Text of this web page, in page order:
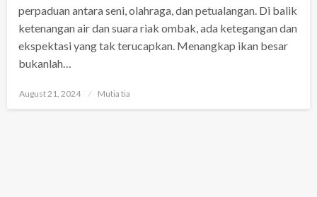
perpaduan antara seni, olahraga, dan petualangan. Di balik
ketenangan air dan suara riak ombak, ada ketegangan dan
ekspektasi yang tak terucapkan. Menangkap ikan besar
bukanlah…
Posted
August 21, 2024 Mutia tia